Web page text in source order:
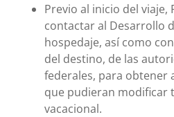
Previo al inicio del viaje,
contactar al Desarrollo
hospedaje, así como
del destino, de las
federales, para obtener
que pudieran modificar
vacacional.